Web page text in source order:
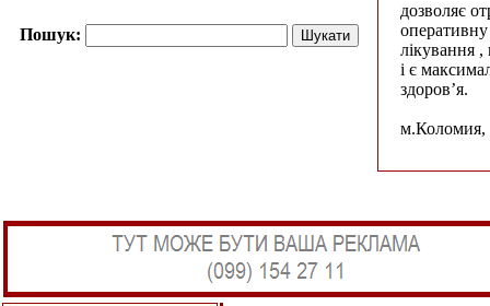
Пошук:
дозволяє
лікування ,
і є
здоров’я.
м.Коломия,